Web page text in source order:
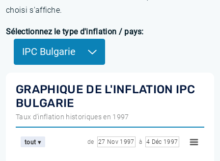
choisi s'affiche.
Sélectionnez le type d'inflation / pays:
IPC Bulgarie
GRAPHIQUE DE L'INFLATION IPC
BULGARIE
Taux d'inflation historiques en 1997
tout ▾ de 27 Nov 1997 à 4 Déc 1997